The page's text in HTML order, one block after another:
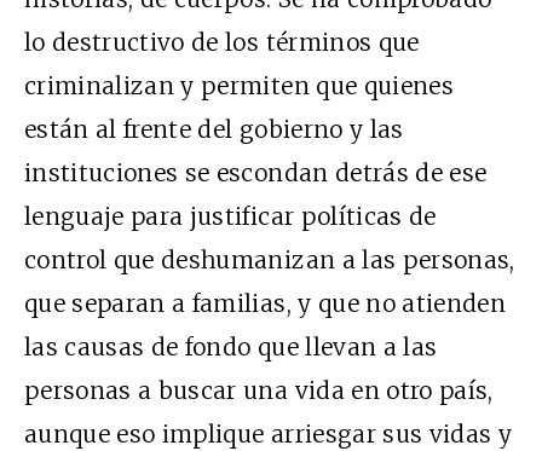
lo destructivo de los términos que
criminalizan y permiten que quienes
están al frente del gobierno y las
instituciones se escondan detrás de ese
lenguaje para justificar políticas de
control que deshumanizan a las personas,
que separan a familias, y que no atienden
las causas de fondo que llevan a las
personas a buscar una vida en otro país,
aunque eso implique arriesgar sus vidas y